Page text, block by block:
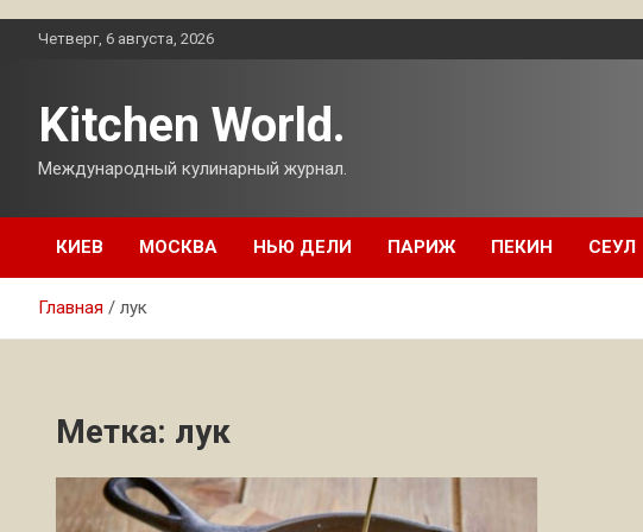
ПерейтиЧетверг, 6 августа, 2026
Kitchen World.
Международный кулинарный журнал.
КИЕВ МОСКВА НЬЮ ДЕЛИ ПАРИЖ ПЕКИН СЕУЛ
Главная лук
Метка: лук